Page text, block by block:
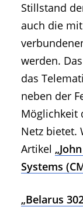
Stillstand
auch die
werden.
das
neben der
Möglichkeit
Netz bietet.
Artikel
Systems
„Belarus